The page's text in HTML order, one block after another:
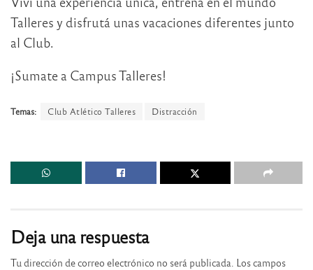
Talleres y disfrutá unas vacaciones diferentes junto
al Club.
¡Sumate a Campus Talleres!
Temas: Club Atlético Talleres Distracción
Deja una respuesta
Tu dirección de correo electrónico no será publicada. Los campos